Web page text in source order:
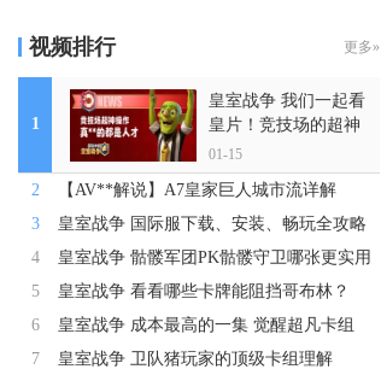
视频排行 更多»
1
皇室战争 我们一起看
皇片！竞技场的超神
操作
01-15
2
【AV**解说】A7皇家巨人城市流详解
3
皇室战争 国际服下载、安装、畅玩全攻略
4
皇室战争 骷髅军团PK骷髅守卫哪张更实用
5
皇室战争 看看哪些卡牌能阻挡哥布林？
6
皇室战争 成本最高的一集 觉醒超凡卡组
7
皇室战争 卫队猪玩家的顶级卡组理解